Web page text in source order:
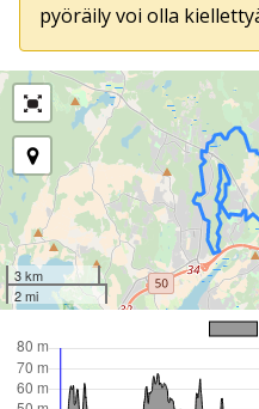
pyöräily voi olla
3 km
2 mi